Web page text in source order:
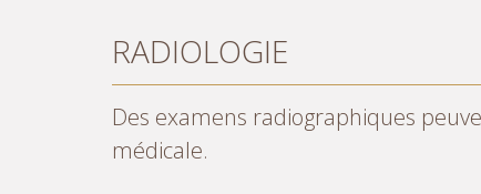
CEREC
Le recours à CFAO (Conception et